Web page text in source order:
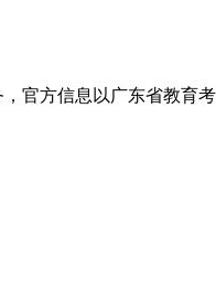
方信息以广东省教育考